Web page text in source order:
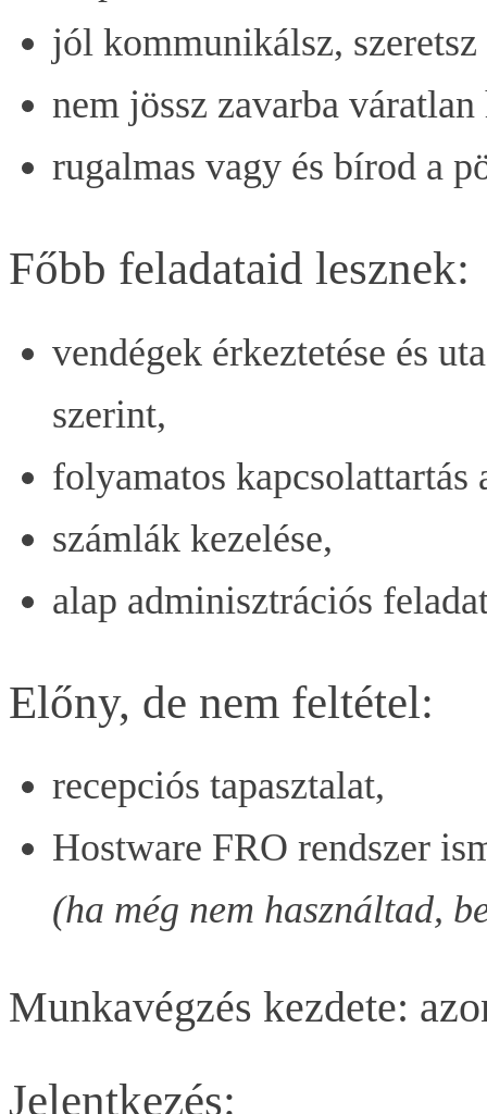
jól kommunikálsz,
nem jössz zavarba
rugalmas vagy és bírod a
Főbb feladataid lesznek:
vendégek érkeztetése és
szerint,
folyamatos kapcsolattartás
számlák kezelése,
alap adminisztrációs
Előny, de nem feltétel:
recepciós tapasztalat,
Hostware FRO rendszer
(ha még nem használtad,
Munkavégzés kezdete:
Jelentkezés: